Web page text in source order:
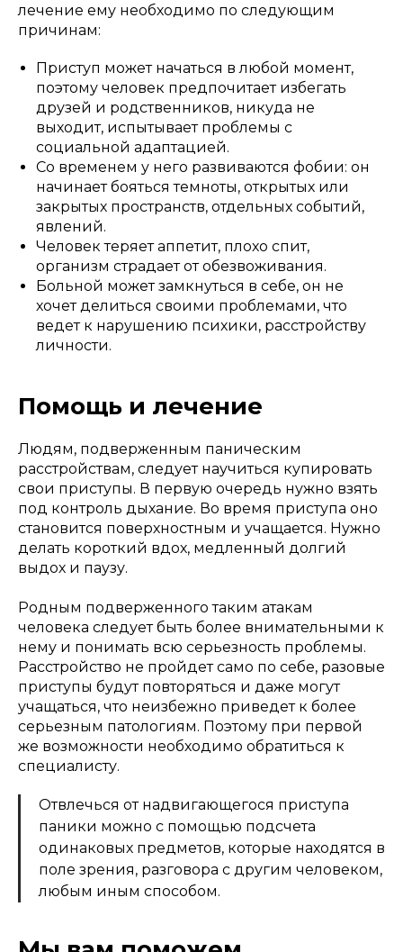
лечение ему необходимо по следующим
причинам:
Приступ может начаться в любой момент,
поэтому человек предпочитает избегать
друзей и родственников, никуда не
выходит, испытывает проблемы с
социальной адаптацией.
Со временем у него развиваются фобии: он
начинает бояться темноты, открытых или
закрытых пространств, отдельных событий,
явлений.
Человек теряет аппетит, плохо спит,
организм страдает от обезвоживания.
Больной может замкнуться в себе, он не
хочет делиться своими проблемами, что
ведет к нарушению психики, расстройству
личности.
Помощь и лечение
Людям, подверженным паническим
расстройствам, следует научиться купировать
свои приступы. В первую очередь нужно взять
под контроль дыхание. Во время приступа оно
становится поверхностным и учащается. Нужно
делать короткий вдох, медленный долгий
выдох и паузу.
Родным подверженного таким атакам
человека следует быть более внимательными к
нему и понимать всю серьезность проблемы.
Расстройство не пройдет само по себе, разовые
приступы будут повторяться и даже могут
учащаться, что неизбежно приведет к более
серьезным патологиям. Поэтому при первой
же возможности необходимо обратиться к
специалисту.
Отвлечься от надвигающегося приступа
паники можно с помощью подсчета
одинаковых предметов, которые находятся в
поле зрения, разговора с другим человеком,
любым иным способом.